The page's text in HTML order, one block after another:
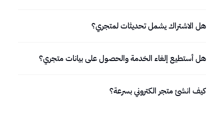
هل الاشتراك يشمل تحديثات لمتجري؟
هل أستطيع إلغاء الخدمة والحصول على بيانات متجري؟
كيف انشئ متجر الكتروني بسرعة؟